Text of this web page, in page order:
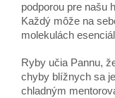
podporou pre našu
Každý môže na
molekulách
Ryby učia Pannu,
chyby blížnych sa
chladným